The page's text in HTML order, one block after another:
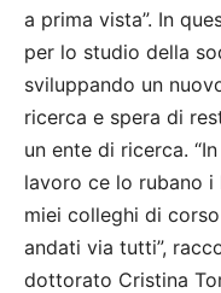
a prima vista”. In
per lo studio della
sviluppando un
ricerca e spera di
un ente di ricerca.
lavoro ce lo rubano i
miei colleghi di
andati via tutti”,
dottorato Cristina